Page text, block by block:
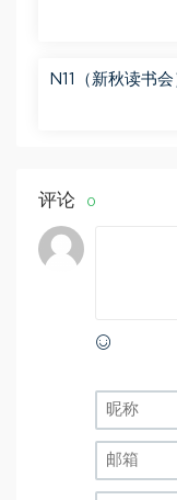
N11（新秋读书会
评论 0